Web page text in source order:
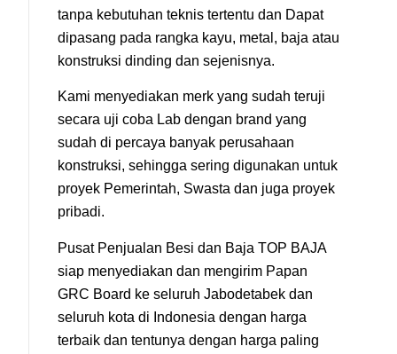
tanpa kebutuhan teknis tertentu dan Dapat
dipasang pada rangka kayu, metal, baja atau
konstruksi dinding dan sejenisnya.
Kami menyediakan merk yang sudah teruji
secara uji coba Lab dengan brand yang
sudah di percaya banyak perusahaan
konstruksi, sehingga sering digunakan untuk
proyek Pemerintah, Swasta dan juga proyek
pribadi.
Pusat Penjualan Besi dan Baja TOP BAJA
siap menyediakan dan mengirim Papan
GRC Board ke seluruh Jabodetabek dan
seluruh kota di Indonesia dengan harga
terbaik dan tentunya dengan harga paling